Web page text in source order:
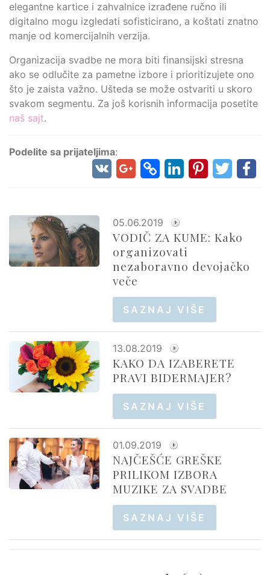
elegantne kartice i zahvalnice izrađene ručno ili
digitalno mogu izgledati sofisticirano, a koštati znatno
manje od komercijalnih verzija.
Organizacija svadbe ne mora biti finansijski stresna
ako se odlučite za pametne izbore i prioritizujete ono
što je zaista važno. Ušteda se može ostvariti u skoro
svakom segmentu. Za još korisnih informacija posetite
naš sajt.
Podelite sa prijateljima:
05.06.2019
VODIČ ZA KUME: Kako
organizovati
nezaboravno devojačko
veče
SAZNAJ VIŠE
13.08.2019
KAKO DA IZABERETE
PRAVI BIDERMAJER?
SAZNAJ VIŠE
01.09.2019
NAJČEŠĆE GREŠKE
PRILIKOM IZBORA
MUZIKE ZA SVADBE
SAZNAJ VIŠE